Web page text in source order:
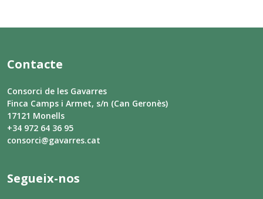
Contacte
Consorci de les Gavarres
Finca Camps i Armet, s/n (Can Geronès)
17121 Monells
+34 972 64 36 95
consorci@gavarres.cat
Segueix-nos